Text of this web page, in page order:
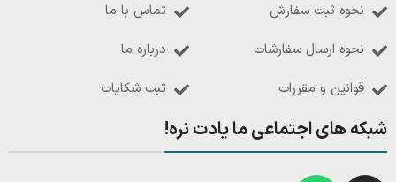
نحوه ثبت سفارش
نحوه ارسال سفارشات
قوانین و مقررات
تماس با ما
درباره ما
ثبت شکایات
شبکه های اجتماعی ما یادت نره!